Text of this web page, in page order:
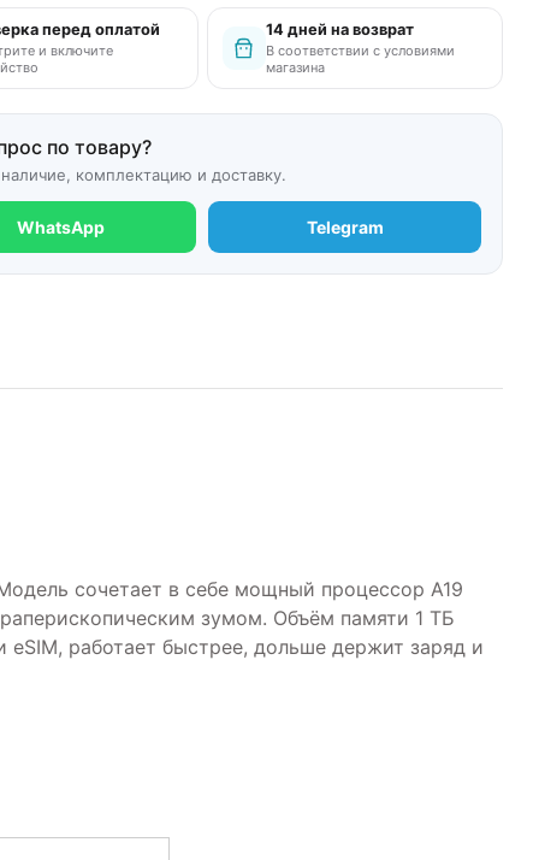
перед оплатой
и включите
14 дней на возврат
В соответствии с условиями
магазина
по товару?
комплектацию и доставку.
WhatsApp Telegram
сочетает в себе мощный процессор A19
зумом. Объём памяти 1 ТБ
работает быстрее, дольше держит заряд и